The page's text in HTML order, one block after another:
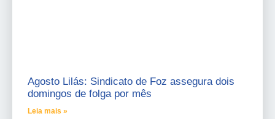
Agosto Lilás: Sindicato de Foz assegura dois
domingos de folga por mês
Leia mais »